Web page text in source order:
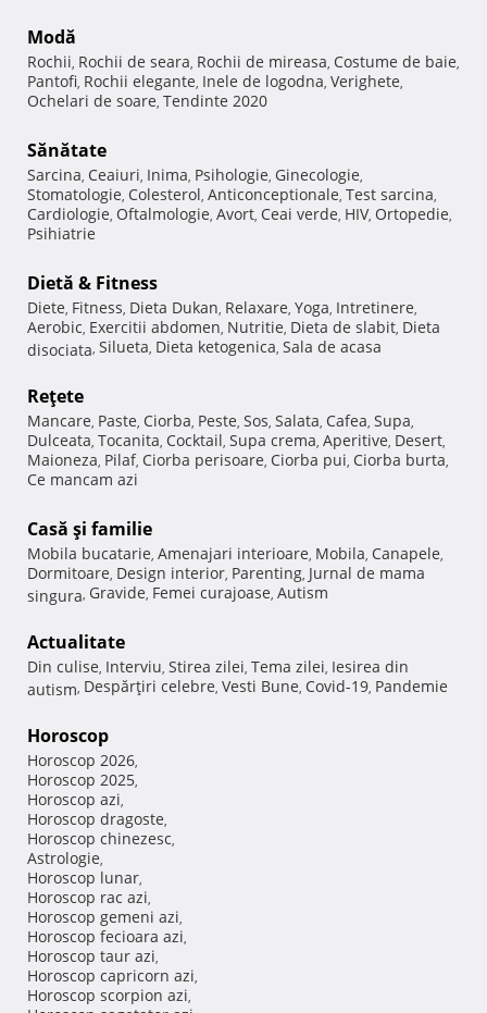
Modă
Rochii, Rochii de seara, Rochii de mireasa, Costume de baie,
Pantofi, Rochii elegante, Inele de logodna, Verighete,
Ochelari de soare, Tendinte 2020
Sănătate
Sarcina, Ceaiuri, Inima, Psihologie, Ginecologie,
Stomatologie, Colesterol, Anticonceptionale, Test sarcina,
Cardiologie, Oftalmologie, Avort, Ceai verde, HIV, Ortopedie,
Psihiatrie
Dietă & Fitness
Diete, Fitness, Dieta Dukan, Relaxare, Yoga, Intretinere,
Aerobic, Exercitii abdomen, Nutritie, Dieta de slabit, Dieta
disociata, Silueta, Dieta ketogenica, Sala de acasa
Reţete
Mancare, Paste, Ciorba, Peste, Sos, Salata, Cafea, Supa,
Dulceata, Tocanita, Cocktail, Supa crema, Aperitive, Desert,
Maioneza, Pilaf, Ciorba perisoare, Ciorba pui, Ciorba burta,
Ce mancam azi
Casă şi familie
Mobila bucatarie, Amenajari interioare, Mobila, Canapele,
Dormitoare, Design interior, Parenting, Jurnal de mama
singura, Gravide, Femei curajoase, Autism
Actualitate
Din culise, Interviu, Stirea zilei, Tema zilei, Iesirea din
autism, Despărţiri celebre, Vesti Bune, Covid-19, Pandemie
Horoscop
Horoscop 2026,
Horoscop 2025,
Horoscop azi,
Horoscop dragoste,
Horoscop chinezesc,
Astrologie,
Horoscop lunar,
Horoscop rac azi,
Horoscop gemeni azi,
Horoscop fecioara azi,
Horoscop taur azi,
Horoscop capricorn azi,
Horoscop scorpion azi,